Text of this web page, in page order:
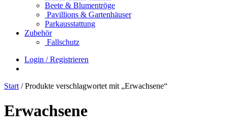
Beete & Blumentröge
Pavillions & Gartenhäuser
Parkausstattung
Zubehör
Fallschutz
Login / Registrieren
Start / Produkte verschlagwortet mit „Erwachsene“
Erwachsene